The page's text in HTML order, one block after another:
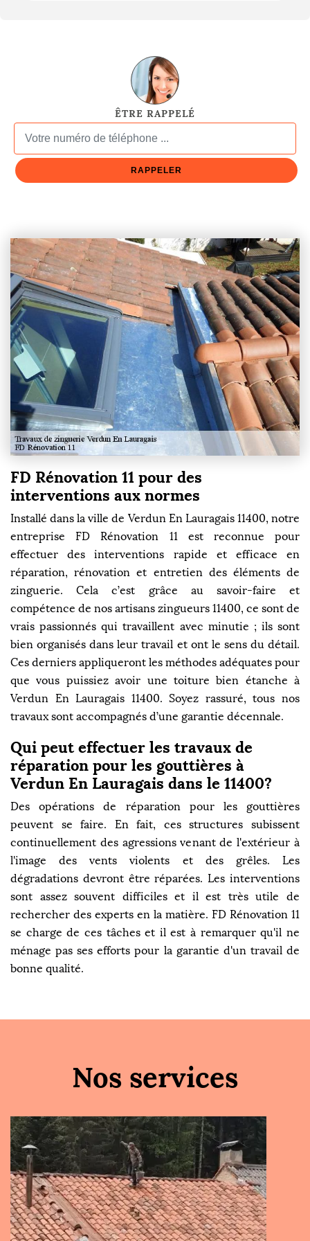
ÊTRE RAPPELÉ
FD Rénovation 11 pour des
interventions aux normes
Installé dans la ville de Verdun En Lauragais 11400, notre
entreprise FD Rénovation 11 est reconnue pour
effectuer des interventions rapide et efficace en
réparation, rénovation et entretien des éléments de
zinguerie. Cela c’est grâce au savoir-faire et
compétence de nos artisans zingueurs 11400, ce sont de
vrais passionnés qui travaillent avec minutie ; ils sont
bien organisés dans leur travail et ont le sens du détail.
Ces derniers appliqueront les méthodes adéquates pour
que vous puissiez avoir une toiture bien étanche à
Verdun En Lauragais 11400. Soyez rassuré, tous nos
travaux sont accompagnés d’une garantie décennale.
Qui peut effectuer les travaux de
réparation pour les gouttières à
Verdun En Lauragais dans le 11400?
Des opérations de réparation pour les gouttières
peuvent se faire. En fait, ces structures subissent
continuellement des agressions venant de l'extérieur à
l'image des vents violents et des grêles. Les
dégradations devront être réparées. Les interventions
sont assez souvent difficiles et il est très utile de
rechercher des experts en la matière. FD Rénovation 11
se charge de ces tâches et il est à remarquer qu'il ne
ménage pas ses efforts pour la garantie d'un travail de
bonne qualité.
Nos services